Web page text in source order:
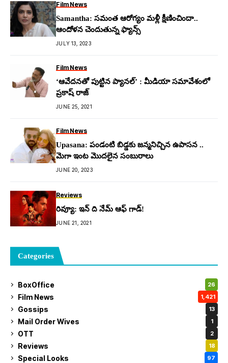
Film News
Samantha: స‌మంత ఆరోగ్యం మ‌ళ్లీ క్షీణించిందా..
ఆందోళ‌న చెందుతున్న ఫ్యాన్స్
JULY 13, 2023
Film News
‘ఆవేదనతో పుట్టిన ప్యానల్’ : మీడియా సమావేశంలో
ప్రకాష్ రాజ్
JUNE 25, 2021
Film News
Upasana: పండంటి బిడ్డ‌కు జ‌న్మ‌నిచ్చిన ఉపాస‌న ..
మెగా ఇంట మొద‌లైన సంబురాలు
JUNE 20, 2023
Reviews
రివ్యూ: ఇన్ ది నేమ్ ఆఫ్ గాడ్!
JUNE 21, 2021
Categories
BoxOffice 26
Film News 1,421
Gossips 13
Mail Order Wives 1
OTT 2
Reviews 18
Special Looks 97